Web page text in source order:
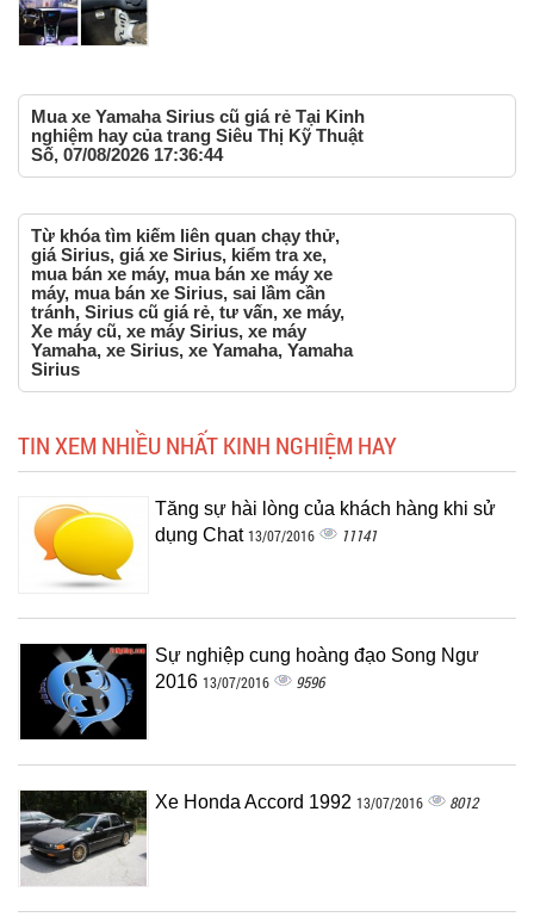
Mua xe Yamaha Sirius cũ giá rẻ Tại Kinh
nghiệm hay của trang Siêu Thị Kỹ Thuật
Số, 07/08/2026 17:36:44
Từ khóa tìm kiếm liên quan chạy thử,
giá Sirius, giá xe Sirius, kiểm tra xe,
mua bán xe máy, mua bán xe máy xe
máy, mua bán xe Sirius, sai lầm cần
tránh, Sirius cũ giá rẻ, tư vấn, xe máy,
Xe máy cũ, xe máy Sirius, xe máy
Yamaha, xe Sirius, xe Yamaha, Yamaha
Sirius
TIN XEM NHIỀU NHẤT KINH NGHIỆM HAY
Tăng sự hài lòng của khách hàng khi sử
dụng Chat13/07/2016 11141
Sự nghiệp cung hoàng đạo Song Ngư
2016 13/07/2016 9596
Xe Honda Accord 1992 13/07/2016 8012